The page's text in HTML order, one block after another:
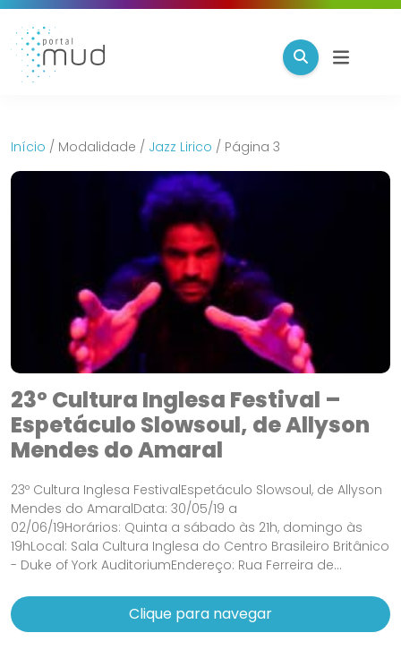
Início / Modalidade / Jazz Lirico / Página 3
23º Cultura Inglesa Festival –
Espetáculo Slowsoul, de Allyson
Mendes do Amaral
23º Cultura Inglesa FestivalEspetáculo Slowsoul, de Allyson
Mendes do AmaralData: 30/05/19 a
02/06/19Horários: Quinta a sábado às 21h, domingo às
19hLocal: Sala Cultura Inglesa do Centro Brasileiro Britânico
- Duke of York AuditoriumEndereço: Rua Ferreira de...
Clique para navegar